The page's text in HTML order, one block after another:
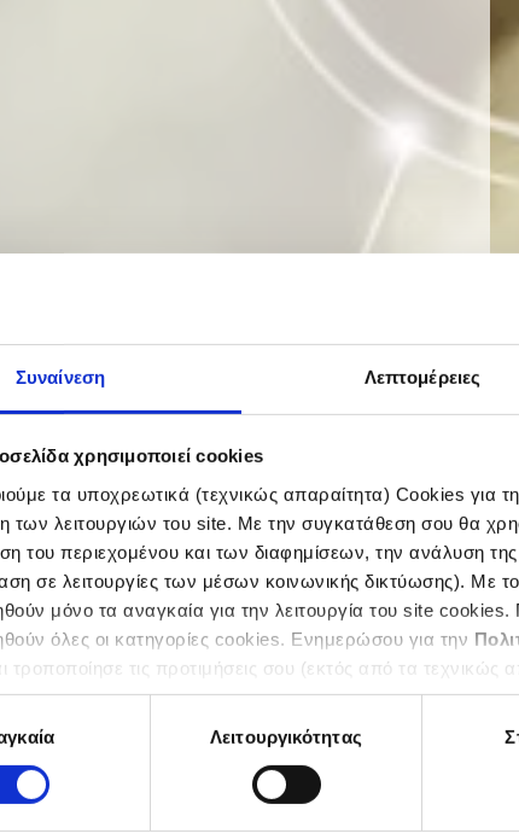
Συναίνεση Λεπτομέρειες
χρησιμοποιεί cookies
τα υποχρεωτικά (τεχνικώς απαραίτητα) Cookies για
των λειτουργιών του site. Με την συγκατάθεση σου θα
του περιεχομένου και των διαφημίσεων, την ανάλυση
σε λειτουργίες των μέσων κοινωνικής δικτύωσης). Με
μόνο τα αναγκαία για την λειτουργία του site
όλες οι κατηγορίες cookies. Ενημερώσου για την
τροποποίησε τις προτιμήσεις σου (εκτός από τα τεχνικώς
Λειτουργικότητας
sector since the
plays a central role
sector and the